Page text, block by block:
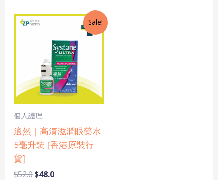
Sale!
個人護理
適然｜高清滋潤眼藥水
5毫升裝 [香港原裝行
貨]
$52.0
Original
price
$52.0.
$48.0
Current
is:
$48.0.